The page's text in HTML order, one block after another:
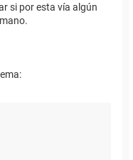
si por esta vía algún